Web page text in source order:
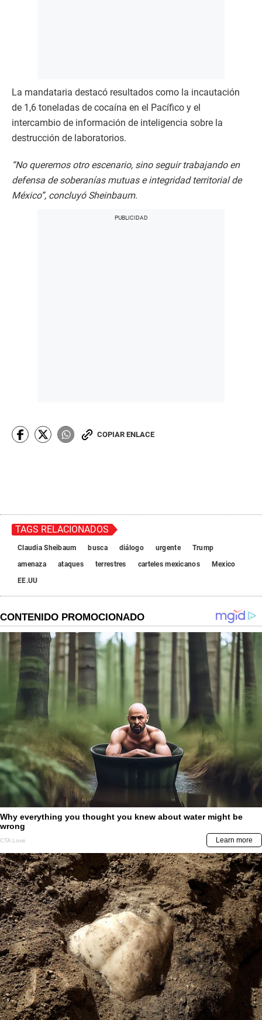
La mandataria destacó resultados como la incautación
de 1,6 toneladas de cocaína en el Pacífico y el
intercambio de información de inteligencia sobre la
destrucción de laboratorios.
“No queremos otro escenario, sino seguir trabajando en
defensa de soberanías mutuas e integridad territorial de
México”, concluyó Sheinbaum.
COPIAR ENLACE
TAGS RELACIONADOS
Claudia Sheibaum busca diálogo urgente
Trump
amenaza
ataques terrestres carteles mexicanos
Mexico
EE.UU